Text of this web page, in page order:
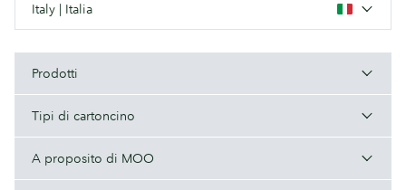
Italy | Italia
Prodotti
Tipi di cartoncino
A proposito di MOO